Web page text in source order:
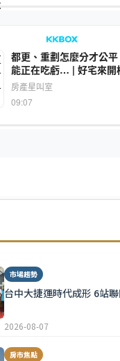
市場趨勢
台中大捷運時代成形 6站
2026-08-07
房市焦點